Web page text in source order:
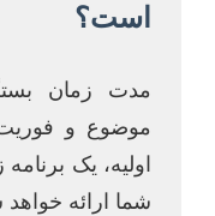
است؟
مدت زمان
موضوع و
اولیه، یک
شما ارائه